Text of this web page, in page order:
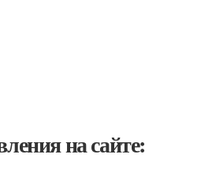
на сайте: